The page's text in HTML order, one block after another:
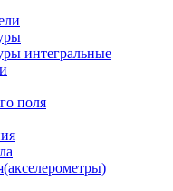
интегральные
поля